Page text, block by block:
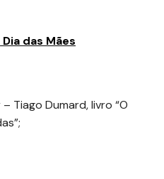
das Mães
Tiago Dumard, livro “O